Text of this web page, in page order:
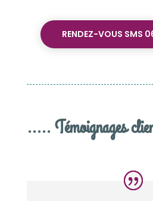
RENDEZ-VOUS SMS
..... Témoignages